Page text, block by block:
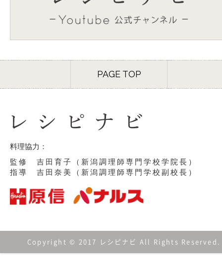
PAGE TOP
料理協力：
監修 吉田育子（新潟調理師専門学校学院長）
指導 吉田奈美（新潟調理師専門学校副校長）
Copyright © 2017 レシピナビ All Rights Reserved.